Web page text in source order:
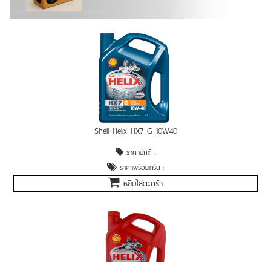
Shell Helix HX7 G 10W40
ราคาปกติ :
ราคาพร้อมเทิร์น :
หยิบใส่ตะกร้า